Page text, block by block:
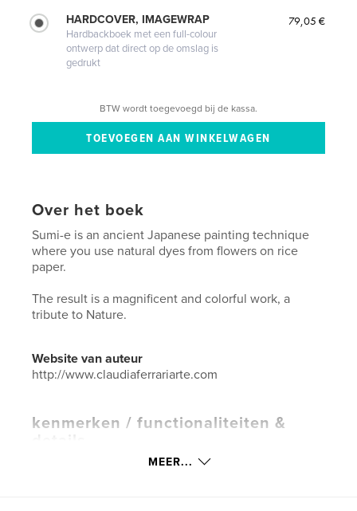
HARDCOVER, IMAGEWRAP
Hardbackboek met een full-colour
ontwerp dat direct op de omslag is
gedrukt
79,05 €
BTW wordt toegevoegd bij de kassa.
Over het boek
Sumi-e is an ancient Japanese painting technique
where you use natural dyes from flowers on rice
paper.
The result is a magnificent and colorful work, a
tribute to Nature.
Website van auteur
http://www.claudiaferrariarte.com
kenmerken / functionaliteiten &
Kunst & Fotografie
MEER...